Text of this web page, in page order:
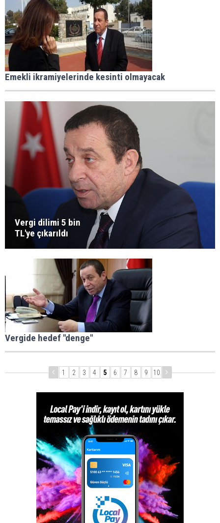
Emekli ikramiyelerinde kesinti olmayacak
Vergi dilimi 5 bin
TL'ye çıkarıldı
Vergide hedef "denge"
1 2 3 4 5 6 7 8 9 10